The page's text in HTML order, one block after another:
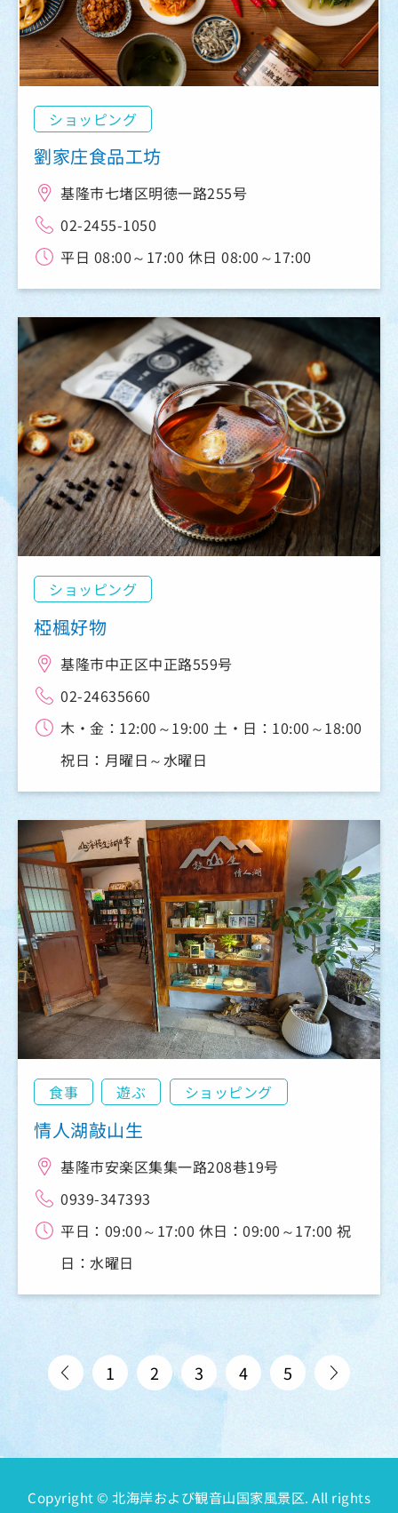
ショッピング
劉家庄食品工坊
基隆市七堵区明徳一路255号
02-2455-1050
平日 08:00～17:00 休日 08:00～17:00
ショッピング
椏楓好物
基隆市中正区中正路559号
02-24635660
木・金：12:00～19:00 土・日：10:00～18:00
祝日：月曜日～水曜日
食事 遊ぶ ショッピング
情人湖敲山生
基隆市安楽区集集一路208巷19号
0939-347393
平日：09:00～17:00 休日：09:00～17:00 祝
日：水曜日
1 2 3 4 5
Copyright © 北海岸および観音山国家風景区. All rights